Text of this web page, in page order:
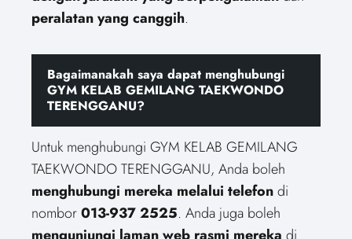
peralatan yang canggih.
Bagaimanakah saya dapat menghubungi
GYM KELAB GEMILANG TAEKWONDO
TERENGGANU?
Untuk menghubungi GYM KELAB GEMILANG
TAEKWONDO TERENGGANU, Anda boleh
menghubungi mereka melalui telefondi
nombor013-937 2525. Anda juga boleh
mengunjungi laman web rasmi mereka di